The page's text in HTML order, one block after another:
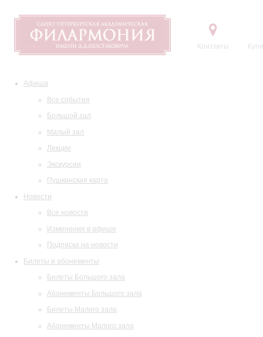
Контакты
Афиша
Все события
Большой зал
Малый зал
Лекции
Экскурсии
Пушкинская карта
Новости
Все новости
Изменения в афише
Подписка на новости
Билеты и абонементы
Билеты Большого зала
Абонементы Большого зала
Билеты Малого зала
Абонементы Малого зала